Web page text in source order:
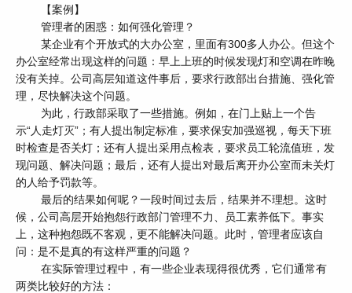
【案例】
管理者的困惑：如何强化管理？
某企业有个开放式的大办公室，里面有300多人办公。但这个
办公室经常出现这样的问题：早上上班的时候发现灯和空调在昨晚
没有关掉。公司高层知道这件事后，要求行政部出台措施、强化管
理，尽快解决这个问题。
为此，行政部采取了一些措施。例如，在门上贴上一个告
示“人走灯灭”；有人提出制定标准，要求保安加强巡视，每天下班
时检查是否关灯；还有人提出采用点检表，要求员工轮流值班，发
现问题、解决问题；最后，还有人提出对最后离开办公室而未关灯
的人给予罚款等。
最后的结果如何呢？一段时间过去后，结果并不理想。这时
候，公司高层开始抱怨行政部门管理不力、员工素养低下。事实
上，这种抱怨既不客观，更不能解决问题。此时，管理者应该自
问：是不是真的有这样严重的问题？
在实际管理过程中，有一些企业表现得很优秀，它们通常有
两类比较好的方法：